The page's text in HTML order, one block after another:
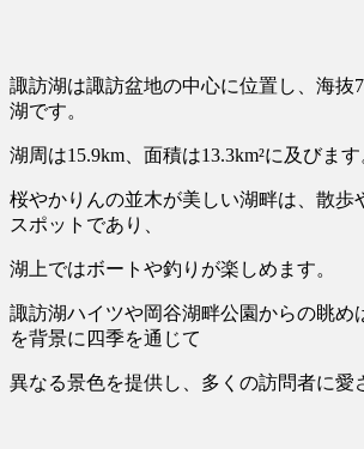
諏訪湖は諏訪盆地の中心に位置し、海抜
湖です。
湖周は15.9km、面積は13.3km²に及びます
桜やかりんの並木が美しい湖畔は、散歩
スポット であり、
湖上ではボートや釣りが楽しめます。
諏訪湖ハイツや岡谷湖畔公園からの眺め
を背景に四季を通じて
異なる景色を提供し、多くの訪問者に愛